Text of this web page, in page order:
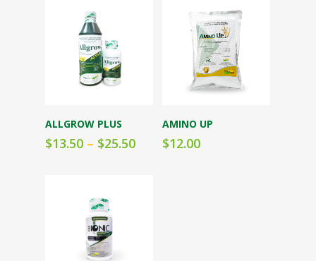
Seleccionar
opciones
ALLGROW PLUS
$13.50 – $25.50
Seleccionar
opciones
AMINO UP
$12.00